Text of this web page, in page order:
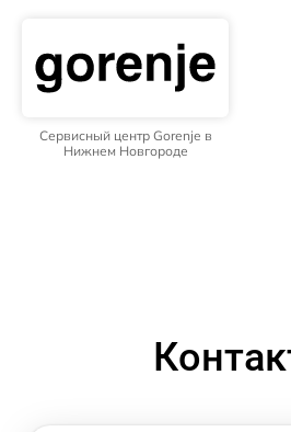
Сервисный центр Gorenje в
Нижнем Новгороде